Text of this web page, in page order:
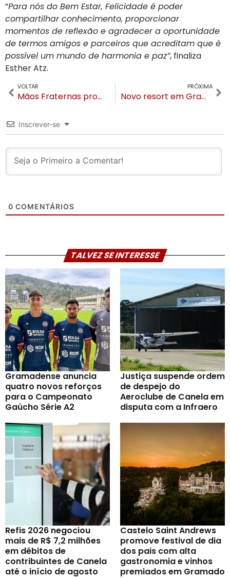
“Para nós do Bem Estar, Felicidade é poder
compartilhar conhecimento, proporcionar
momentos de reflexão e agradecer a oportunidade
de termos amigos e parceiros que acreditam que é
possível um mundo de harmonia e paz”, finaliza
Esther Atz.
VOLTAR
Mãos Fraternas promove bazar de móveis, utensílios para o lar e roupas neste sábado
PRÓXIMA
Novo resort em Gramado terá spa com águas termais e três restaurantes de culinária internacional
Inscrever-se
0 COMENTÁRIOS
TALVEZ SE INTERESSE
Gramadense anuncia
quatro novos reforços
para o Campeonato
Gaúcho Série A2
Justiça suspende ordem
de despejo do
Aeroclube de Canela em
disputa com a Infraero
Refis 2026 negociou
mais de R$ 7,2 milhões
em débitos de
contribuintes de Canela
até o início de agosto
Castelo Saint Andrews
promove festival de dia
dos pais com alta
gastronomia e vinhos
premiados em Gramado